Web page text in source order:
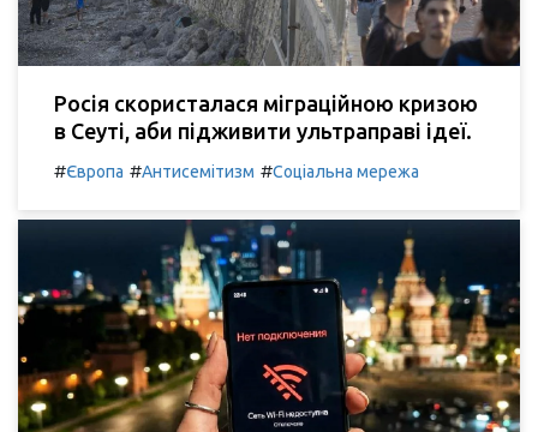
Росія скористалася міграційною кризою
в Сеуті, аби підживити ультраправі ідеї.
#Європа #Антисемітизм #Соціальна мережа